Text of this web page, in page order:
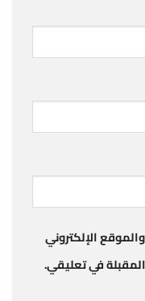
الإلكتروني
في تعليقي.